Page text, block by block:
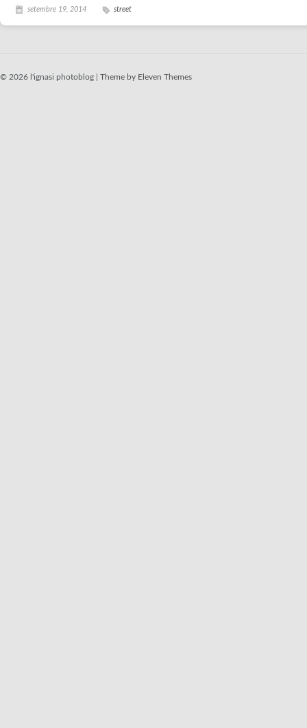
setembre 19, 2014 street
© 2026 l'ignasi photoblog | Theme by Eleven Themes